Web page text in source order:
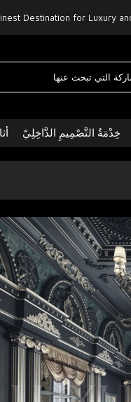
Destination for Luxury
خِدْمَةُ التَّصْمِيمِ الدَّاخِلِيّ